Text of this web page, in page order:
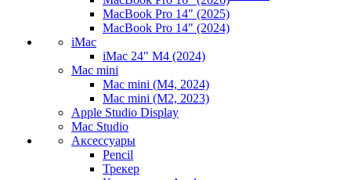
MacBook Pro 14" (2025)
MacBook Pro 14" (2024)
iMac
iMac 24" M4 (2024)
Mac mini
Mac mini (M4, 2024)
Mac mini (M2, 2023)
Apple Studio Display
Mac Studio
Аксессуары
Pencil
Трекер